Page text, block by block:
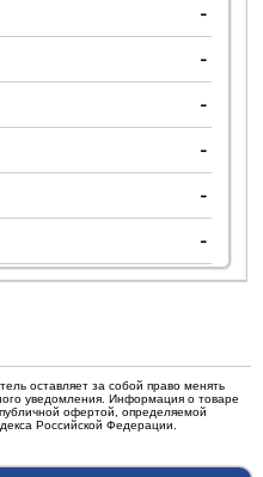
-
-
-
-
-
-
оставляет за собой право менять
уведомления. Информация о товаре
офертой, определяемой
Российской Федерации.